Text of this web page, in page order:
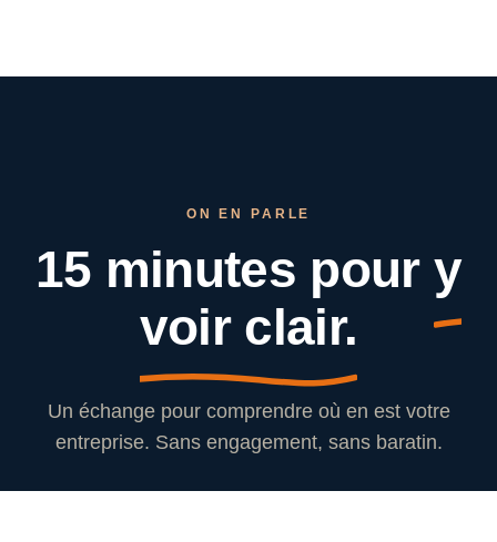
ON EN PARLE
15 minutes pour y
voir clair.
Un échange pour comprendre où en est votre
entreprise. Sans engagement, sans baratin.